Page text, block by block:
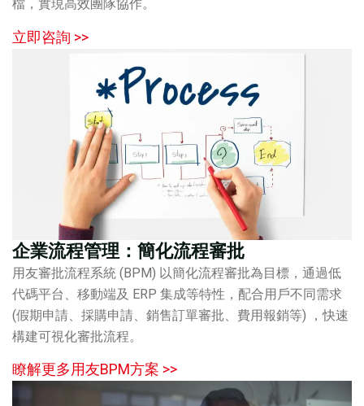
檔，實現高效團隊協作。
立即咨詢 >>
企業流程管理：簡化流程審批
用友審批流程系統 (BPM) 以簡化流程審批為目標，通過低
代碼平台、移動端及 ERP 集成等特性，配合用戶不同需求
(假期申請、採購申請、銷售訂單審批、費用報銷等) ，快速
構建可視化審批流程。
瞭解更多用友BPM方案 >>